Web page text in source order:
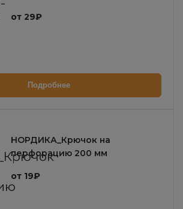
от 29₽
Подробнее
НОРДИКА_Крючок на
перфорацию 200 мм
одинарный, для стеллажа
от 19₽